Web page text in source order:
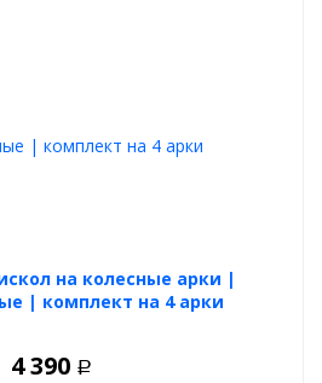
на колесные арки |
| комплект на 4 арки
4 390 Р